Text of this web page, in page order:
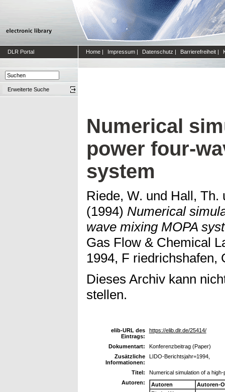
DLR Portal Home | Impressum | Datenschutz | Barrierefreiheit |
Erweiterte Suche
Numerical
power four-
system
Riede, W. und Hall, Th.
(1994) Numerical
wave mixing MOPA
Gas Flow & Chemical
1994, F riedrichshafen,
Dieses Archiv kann
stellen.
elib-URL des
Eintrags:
https://elib.dlr.de/25414/
Dokumentart:
Konferenzbeitrag (Paper)
Zusätzliche
Informationen:
LIDO-Berichtsjahr=1994,
Titel:
Numerical simulation of a
Autoren:
Autoren
Autoren-